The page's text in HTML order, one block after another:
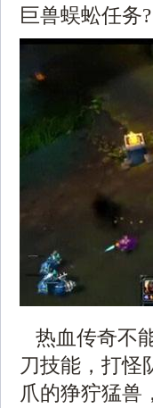
巨兽蜈蚣任务?
热血传奇不
刀技能，打怪
爪的狰狞猛兽